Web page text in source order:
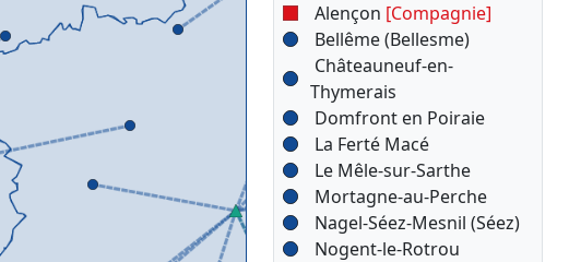
Alençon [Compagnie]
Bellême (Bellesme)
Châteauneuf-en-
Thymerais
Domfront en Poiraie
La Ferté Macé
Le Mêle-sur-Sarthe
Mortagne-au-Perche
Nagel-Séez-Mesnil (Séez)
Nogent-le-Rotrou